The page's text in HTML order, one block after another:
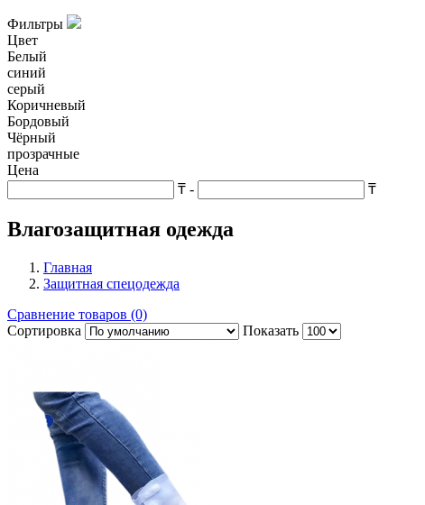
Фильтры
Цвет
Белый
синий
серый
Коричневый
Бордовый
Чёрный
прозрачные
Цена
₸ - ₸
Влагозащитная одежда
Главная
Защитная спецодежда
Сравнение товаров (0)
Сортировка
Показать